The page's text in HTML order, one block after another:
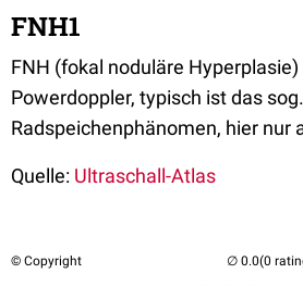
FNH1
FNH (fokal noduläre Hyperplasie)
Powerdoppler, typisch ist das sog.
Radspeichenphänomen, hier nur
Quelle: Ultraschall-Atlas
© Copyright (0